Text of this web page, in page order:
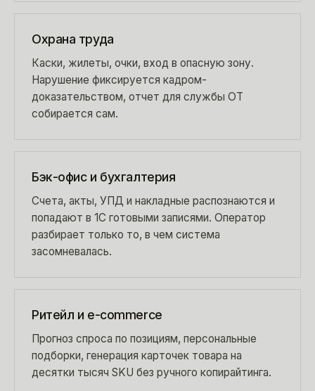
Охрана труда
Каски, жилеты, очки, вход в опасную зону.
Нарушение фиксируется кадром-
доказательством, отчет для службы ОТ
собирается сам.
Бэк-офис и бухгалтерия
Счета, акты, УПД и накладные распознаются и
попадают в 1С готовыми записями. Оператор
разбирает только то, в чем система
засомневалась.
Ритейл и e-commerce
Прогноз спроса по позициям, персональные
подборки, генерация карточек товара на
десятки тысяч SKU без ручного копирайтинга.